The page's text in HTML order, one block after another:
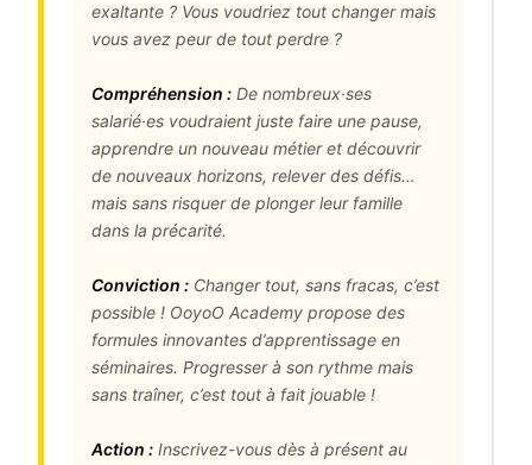
exaltante ? Vous voudriez tout changer mais
vous avez peur de tout perdre ?
Compréhension : De nombreux·ses
salarié·es voudraient juste faire une pause,
apprendre un nouveau métier et découvrir
de nouveaux horizons, relever des défis…
mais sans risquer de plonger leur famille
dans la précarité.
Conviction : Changer tout, sans fracas, c’est
possible ! OoyoO Academy propose des
formules innovantes d’apprentissage en
séminaires. Progresser à son rythme mais
sans traîner, c’est tout à fait jouable !
Action : Inscrivez-vous dès à présent au